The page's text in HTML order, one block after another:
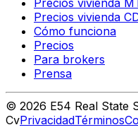
Precios vivienda
Cómo funciona
Precios
Para brokers
Prensa
© 2026 E54 Real State
CvPrivacidadTérminos